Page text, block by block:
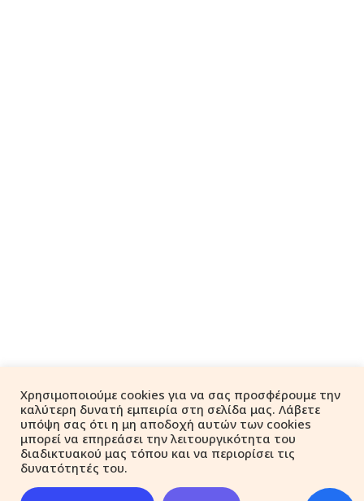
Χρησιμοποιούμε cookies για να σας προσφέρουμε την
καλύτερη δυνατή εμπειρία στη σελίδα μας. Λάβετε
υπόψη σας ότι η μη αποδοχή αυτών των cookies
μπορεί να επηρεάσει την λειτουργικότητα του
διαδικτυακού μας τόπου και να περιορίσει τις
δυνατότητές του.